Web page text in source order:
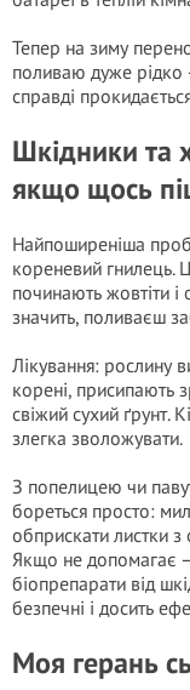
Тепер на зиму
поливаю дуже рідко
справді
Шкідники та
якщо щось
Найпоширеніша
кореневий гнилець.
починають жовтіти
значить, поливаєш
Лікування: рослину
корені, присипають
свіжий сухий ґрунт.
злегка зволожувати.
З попелицею чи
бореться просто:
обприскати листки
Якщо не допомагає
біопрепарати від
безпечні і досить
Моя герань